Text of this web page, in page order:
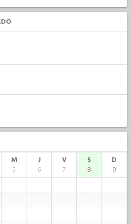
M
5
J
6
V
7
S
8
D
9